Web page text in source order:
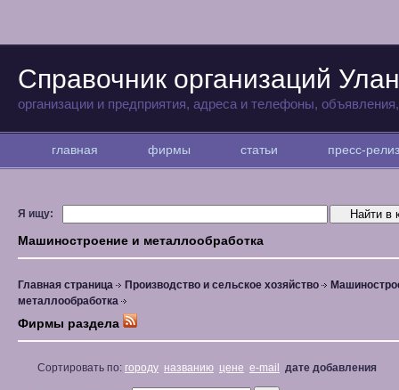
Справочник организаций
организации и предприятия, адреса и телефоны,
главная фирмы статьи пресс-
Я ищу:
Машиностроение и металлообработка
Главная страница Производство и сельское хозяйство
металлообработка
Фирмы раздела
Сортировать по: городу названию цене e-mail дате добавления